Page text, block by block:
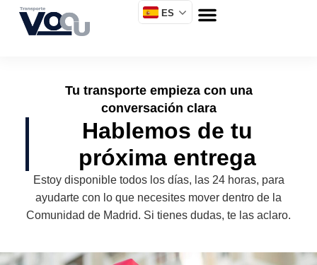
ES
Tu transporte empieza con una
conversación clara
Hablemos de tu
próxima entrega
Estoy disponible todos los días, las 24 horas, para
ayudarte con lo que necesites mover dentro de la
Comunidad de Madrid. Si tienes dudas, te las aclaro.